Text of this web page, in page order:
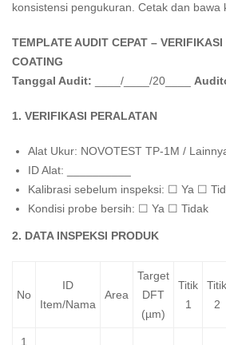
konsistensi pengukuran. Cetak dan bawa
TEMPLATE AUDIT CEPAT –
COATING
Tanggal Audit: ____/____/20____
1. VERIFIKASI PERALATAN
Alat Ukur: NOVOTEST TP-1M /
ID Alat: __________
Kalibrasi sebelum inspeksi: ☐ Ya ☐
Kondisi probe bersih: ☐ Ya ☐ Tidak
2. DATA INSPEKSI PRODUK
No
ID
Item/Nama
Area
Target
DFT
(µm)
Titik
1
Titik
2
1